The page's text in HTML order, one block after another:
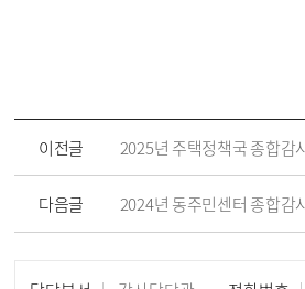
이전글 2025년 주택정책국 종합감
다음글 2024년 동주민센터 종합감